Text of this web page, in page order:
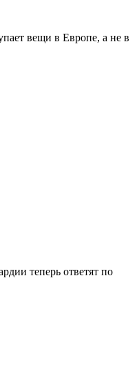
вещи в Европе, а не в
теперь ответят по